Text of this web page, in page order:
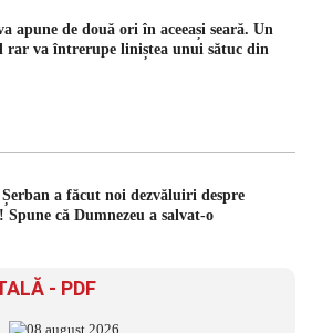
apune de două ori în aceeași seară. Un
rar va întrerupe liniștea unui sătuc din
a făcut noi dezvăluiri despre
Spune că Dumnezeu a salvat-o
- PDF